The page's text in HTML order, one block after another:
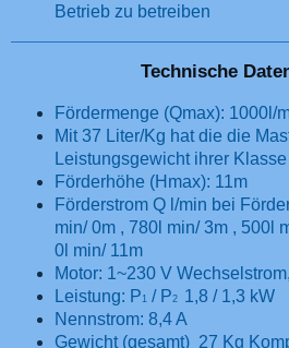
Betrieb zu betreiben
Technische
Fördermenge (Qmax): 1000l/
Mit 37 Liter/Kg hat die die
Leistungsgewicht ihrer Klasse
Förderhöhe (Hmax): 11m
Förderstrom Q l/min bei
min/ 0m , 780l min/ 3m , 500l
0l min/ 11m
Motor: 1~230 V
Leistung: P 1 / P2 1,8 / 1,3 kW
Nennstrom: 8,4 A
Gewicht (gesamt) 27 Kg